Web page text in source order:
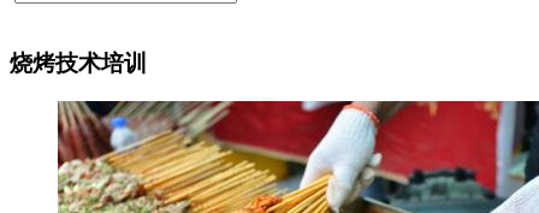
烧烤技术培训